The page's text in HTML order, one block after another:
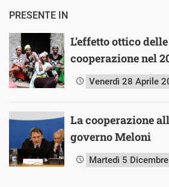
PRESENTE IN
L’effetto ottico
cooperazione nel
Venerdì 28 Aprile
La cooperazione
governo Meloni
Martedì 5